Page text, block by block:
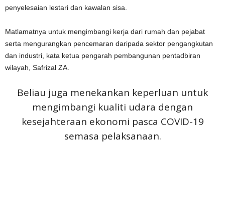
penyelesaian lestari dan kawalan sisa.
Matlamatnya untuk mengimbangi kerja dari rumah dan pejabat
serta mengurangkan pencemaran daripada sektor pengangkutan
dan industri, kata ketua pengarah pembangunan pentadbiran
wilayah, Safrizal ZA.
Beliau juga menekankan keperluan untuk
mengimbangi kualiti udara dengan
kesejahteraan ekonomi pasca COVID-19
semasa pelaksanaan.